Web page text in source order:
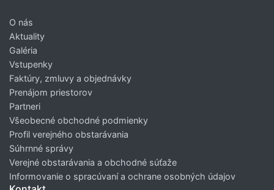
O nás
Aktuality
Galéria
Vstupenky
Faktúry, zmluvy a objednávky
Prenájom priestorov
Partneri
Všeobecné obchodné podmienky
Profil verejného obstarávania
Súhrnné správy
Verejné obstarávania a obchodné súťaže
Informovanie o spracúvaní a ochrane osobných údajov